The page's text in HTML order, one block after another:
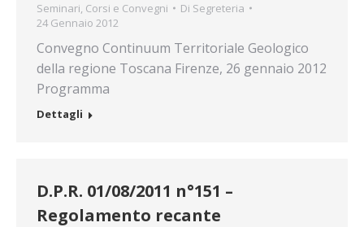
Seminari, Corsi e Convegni Di Segreteria
24 Gennaio 2012
Convegno Continuum Territoriale Geologico
della regione Toscana Firenze, 26 gennaio 2012
Programma
Dettagli
D.P.R. 01/08/2011 n°151 –
Regolamento recante